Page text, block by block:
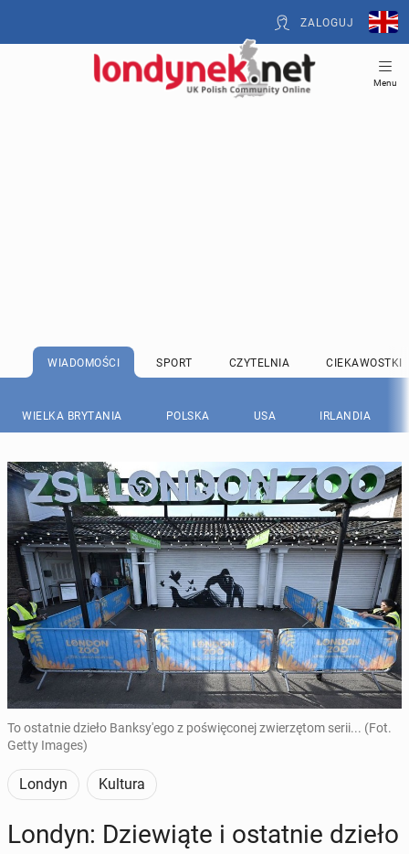
ZALOGUJ
Menu
WIADOMOŚCI SPORT CZYTELNIA CIEKAWOSTKI
WIELKA BRYTANIA POLSKA USA IRLANDIA
To ostatnie dzieło Banksy'ego z poświęconej zwierzętom serii... (Fot.
Getty Images)
Londyn Kultura
Londyn: Dzie­wią­te i ostat­nie dzieło